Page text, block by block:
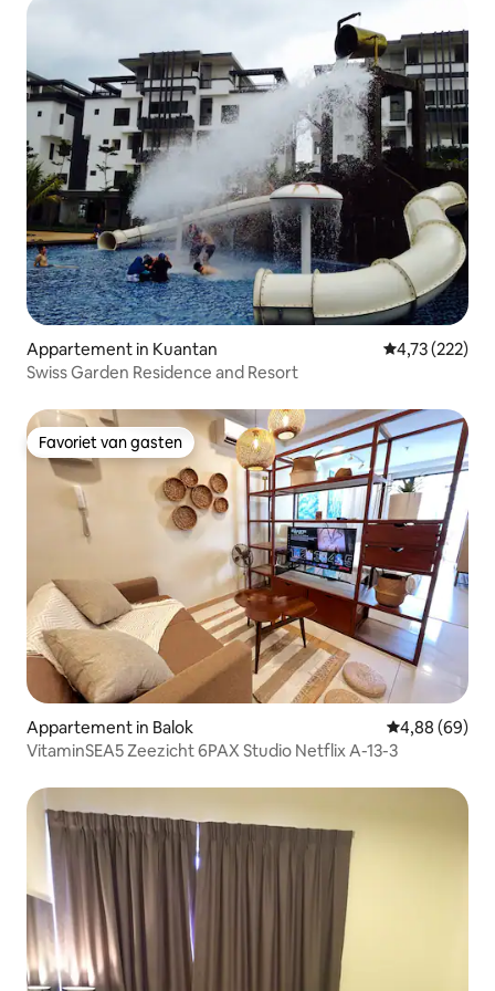
Appartement in Kuantan Gemiddelde
4,73 (222)
Swiss Garden Residence and Resort
Favoriet van gasten
Favoriet van gasten
Appartement in Balok Gemiddelde
4,88 (69)
VitaminSEA5 Zeezicht 6PAX Studio Netflix A-13-3